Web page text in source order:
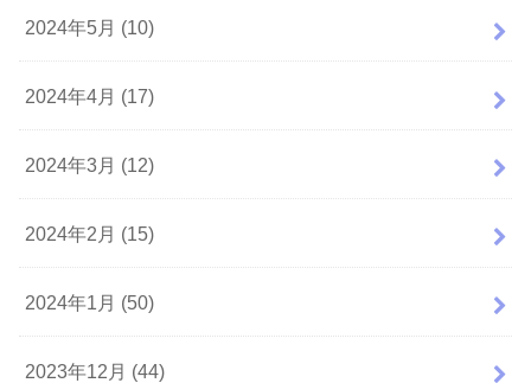
2024年5月 (10)
2024年4月 (17)
2024年3月 (12)
2024年2月 (15)
2024年1月 (50)
2023年12月 (44)